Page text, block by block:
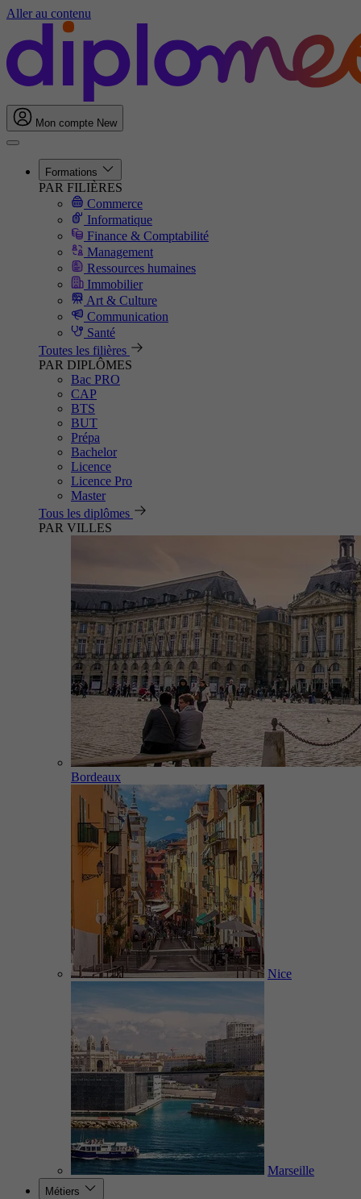
Aller au contenu
Mon compte New
Formations
PAR FILIÈRES
Commerce
Informatique
Finance & Comptabilité
Management
Ressources humaines
Immobilier
Art & Culture
Communication
Santé
Toutes les filières
PAR DIPLÔMES
Bac PRO
CAP
BTS
BUT
Prépa
Bachelor
Licence
Licence Pro
Master
Tous les diplômes
PAR VILLES
Bordeaux
Nice
Marseille
Métiers